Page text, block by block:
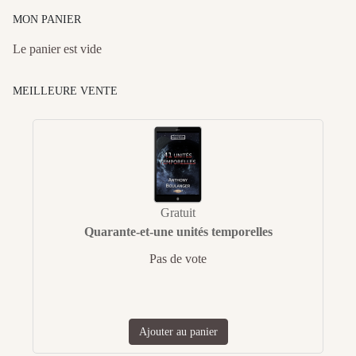
MON PANIER
Le panier est vide
MEILLEURE VENTE
Gratuit
Quarante-et-une unités temporelles
Pas de vote
Ajouter au panier